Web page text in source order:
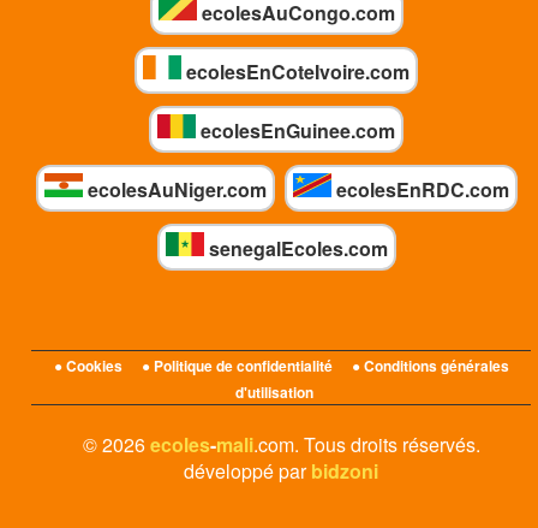
ecolesAuCongo.com
ecolesEnCoteIvoire.com
ecolesEnGuinee.com
ecolesAuNiger.com ecolesEnRDC.com
senegalEcoles.com
● Cookies ● Politique de confidentialité
● Conditions générales
d'utilisation
© 2026ecoles-mali.com. Tous droits réservés.
développé parbidzoni